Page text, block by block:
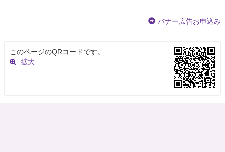
バナー広告お申込み
このページのQRコードです。
拡大